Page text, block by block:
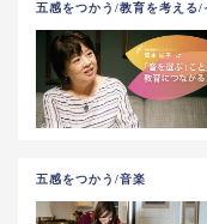
五感をつかう/教育を考える/
五感をつかう/音楽